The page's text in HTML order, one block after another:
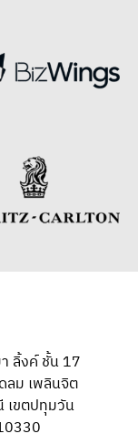
ลิ้งค์ ชั้น 17
ลม เพลินจิต
เขตปทุมวัน